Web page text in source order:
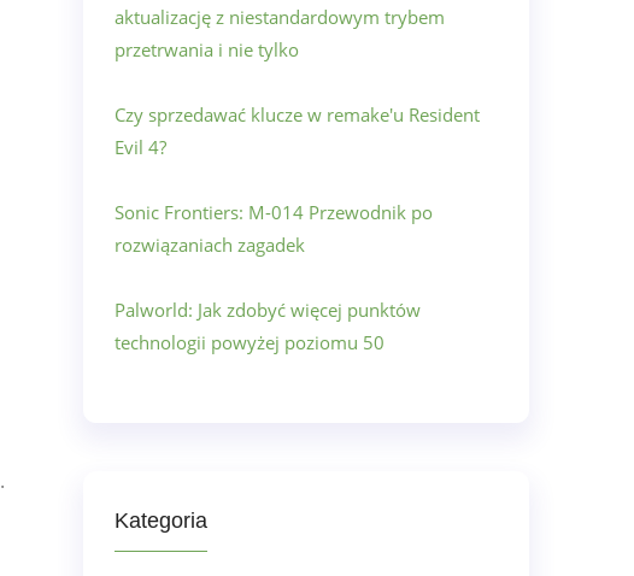
.
aktualizację z niestandardowym trybem
przetrwania i nie tylko
Czy sprzedawać klucze w remake'u Resident
Evil 4?
Sonic Frontiers: M-014 Przewodnik po
rozwiązaniach zagadek
Palworld: Jak zdobyć więcej punktów
technologii powyżej poziomu 50
Kategoria